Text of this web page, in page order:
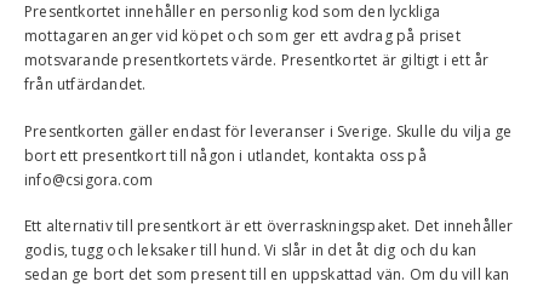
Presentkortet innehåller en personlig kod som den lyckliga
mottagaren anger vid köpet och som ger ett avdrag på priset
motsvarande presentkortets värde. Presentkortet är giltigt i ett år
från utfärdandet.
Presentkorten gäller endast för leveranser i Sverige. Skulle du vilja ge
bort ett presentkort till någon i utlandet, kontakta oss på
info@csigora.com
Ett alternativ till presentkort är ett överraskningspaket. Det innehåller
godis, tugg och leksaker till hund. Vi slår in det åt dig och du kan
sedan ge bort det som present till en uppskattad vän. Om du vill kan